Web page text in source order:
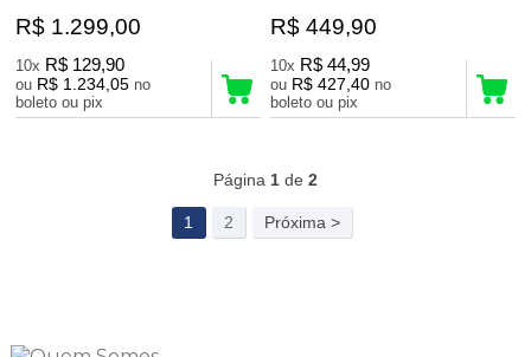
R$ 1.299,00
10x R$ 129,90
ou R$ 1.234,05 no
boleto ou pix
R$ 449,90
10x R$ 44,99
ou R$ 427,40 no
boleto ou pix
Página 1de 2
1 2 Próxima >